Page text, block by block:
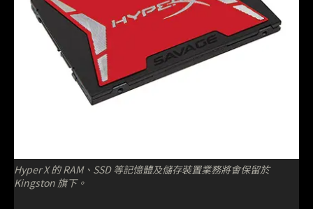
Hyper X 的 RAM、SSD 等記憶體及儲存裝置業務將會保留於
Kingston 旗下。